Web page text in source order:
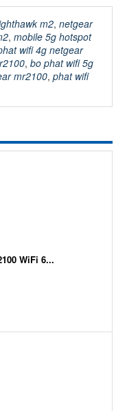
m2, netgear
, mobile 5g hotspot
wifi 4g netgear
, bo phat wifi 5g
mr2100, phat wifi
WiFi 6...